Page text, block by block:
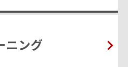
ニング